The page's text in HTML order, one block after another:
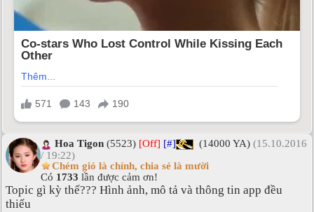
Hoa Tigon (5523) [Off] [#] (14000 YA) (15.10.2016
/ 19:22)
Chém gió là chính, chia sẻ là mười
Có 1733 lần được cảm ơn!
Topic gì kỳ thế??? Hình ảnh, mô tả và thông tin app đều
thiếu